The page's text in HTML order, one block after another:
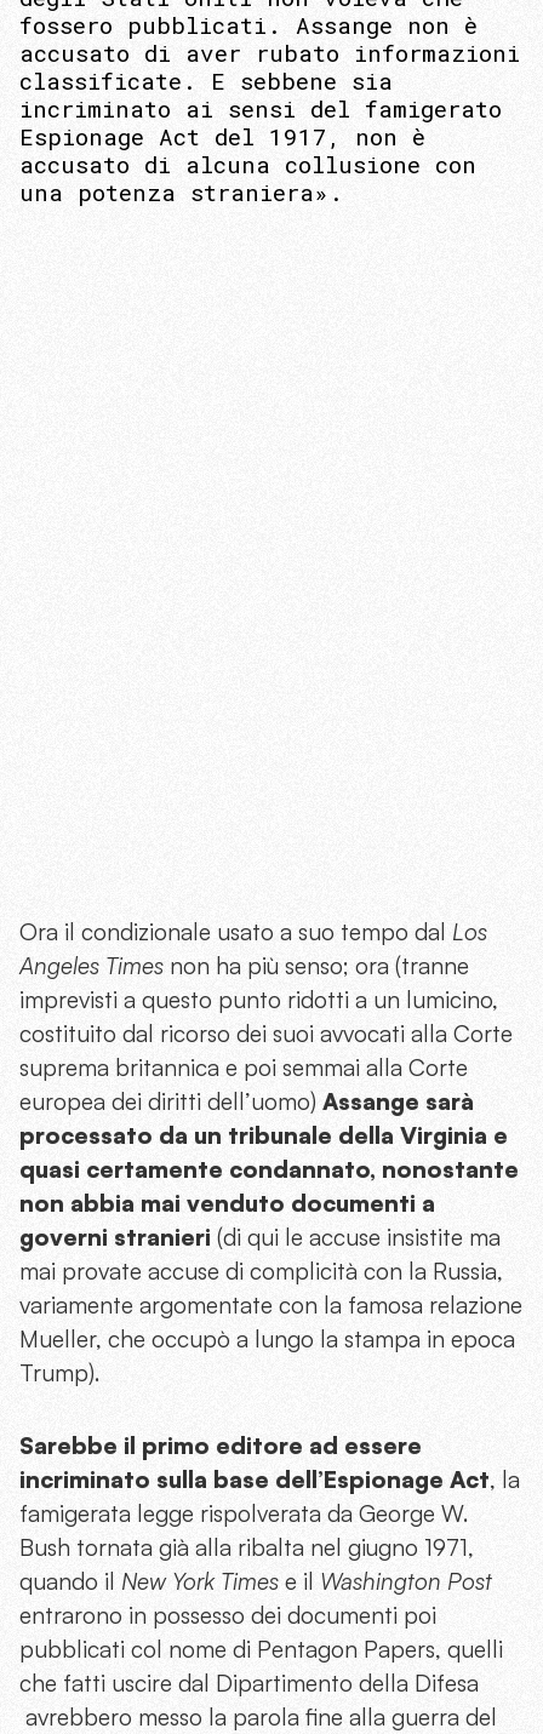
fossero pubblicati. Assange non è
accusato di aver rubato informazioni
classificate. E sebbene sia
incriminato ai sensi del famigerato
Espionage Act del 1917, non è
accusato di alcuna collusione con
una potenza straniera».
Ora il condizionale usato a suo tempo dal Los
Angeles Times non ha più senso; ora (tranne
imprevisti a questo punto ridotti a un lumicino,
costituito dal ricorso dei suoi avvocati alla Corte
suprema britannica e poi semmai alla Corte
europea dei diritti dell’uomo) Assange sarà
processato da un tribunale della Virginia e
quasi certamente condannato, nonostante
non abbia mai venduto documenti a
governi stranieri (di qui le accuse insistite ma
mai provate accuse di complicità con la Russia,
variamente argomentate con la famosa relazione
Mueller, che occupò a lungo la stampa in epoca
Trump).
Sarebbe il primo editore ad essere
incriminato sulla base dell’Espionage Act, la
famigerata legge rispolverata da George W.
Bush tornata già alla ribalta nel giugno 1971,
quando il New York Times e il Washington Post
entrarono in possesso dei documenti poi
pubblicati col nome di Pentagon Papers, quelli
che fatti uscire dal Dipartimento della Difesa
avrebbero messo la parola fine alla guerra del